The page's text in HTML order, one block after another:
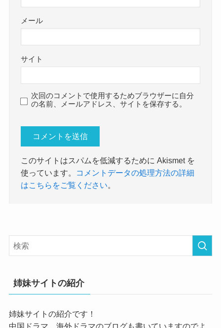
メール
サイト
次回のコメントで使用するためブラウザーに自分
の名前、メールアドレス、サイトを保存する。
このサイトはスパムを低減するために Akismet を
使っています。
コメントデータの処理方法の詳細
はこちらをご覧ください。
姉妹サイトの紹介
姉妹サイトの紹介です！
中国ドラマ、海外ドラマのブログも書いていますのでよ